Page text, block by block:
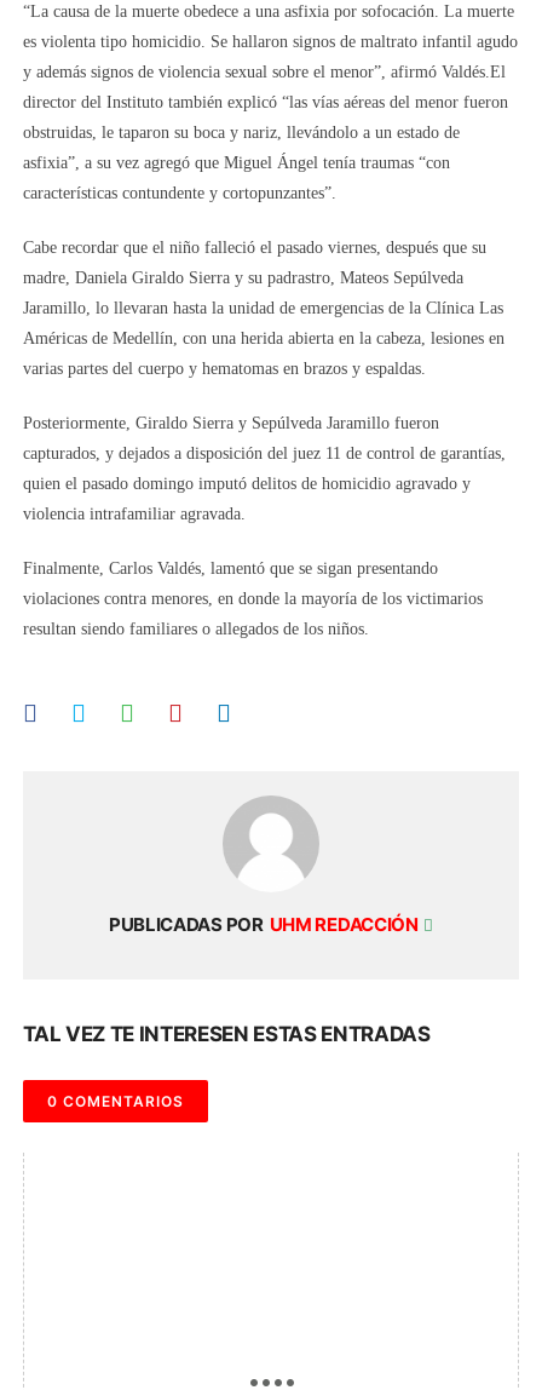
“La causa de la muerte obedece a una asfixia por sofocación. La muerte
es violenta tipo homicidio. Se hallaron signos de maltrato infantil agudo
y además signos de violencia sexual sobre el menor”, afirmó Valdés.El
director del Instituto también explicó “las vías aéreas del menor fueron
obstruidas, le taparon su boca y nariz, llevándolo a un estado de
asfixia”, a su vez agregó que Miguel Ángel tenía traumas “con
características contundente y cortopunzantes”.
Cabe recordar que el niño falleció el pasado viernes, después que su
madre, Daniela Giraldo Sierra y su padrastro, Mateos Sepúlveda
Jaramillo, lo llevaran hasta la unidad de emergencias de la Clínica Las
Américas de Medellín, con una herida abierta en la cabeza, lesiones en
varias partes del cuerpo y hematomas en brazos y espaldas.
Posteriormente, Giraldo Sierra y Sepúlveda Jaramillo fueron
capturados, y dejados a disposición del juez 11 de control de garantías,
quien el pasado domingo imputó delitos de homicidio agravado y
violencia intrafamiliar agravada.
Finalmente, Carlos Valdés, lamentó que se sigan presentando
violaciones contra menores, en donde la mayoría de los victimarios
resultan siendo familiares o allegados de los niños.
PUBLICADAS POR UHM REDACCIÓN
TAL VEZ TE INTERESEN ESTAS ENTRADAS
0 COMENTARIOS